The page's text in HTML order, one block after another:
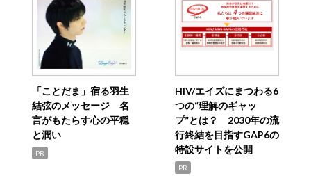
「ことだま」宿る羽生
結弦のメッセージ 名
言がもたらす心の平穏
と潤い
PR
HIV/エイズにまつわる6
つの“理解のギャッ
プ”とは？ 2030年の流
行終結を目指すGAP6の
特設サイトを公開
PR